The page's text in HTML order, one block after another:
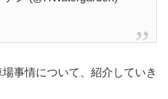
事情について、紹介していき